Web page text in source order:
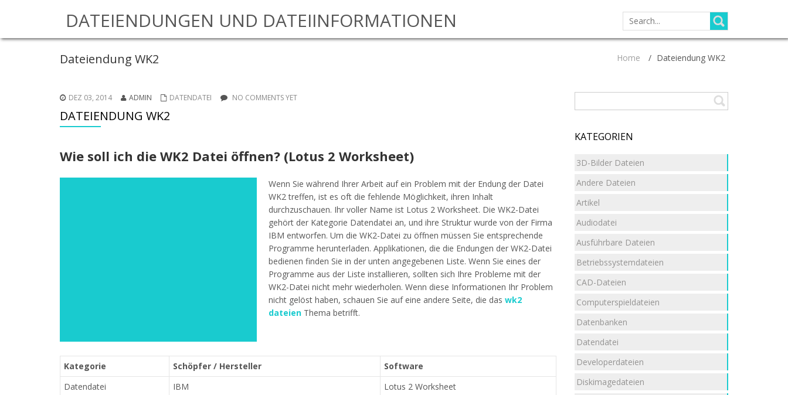
DATEIENDUNGEN UND DATEIINFORMATIONEN
SEARCH
FOR:
Dateiendung WK2 Home / Dateiendung WK2
DEZ 03, 2014 ADMIN DATENDATEI NO COMMENTS YET
DATEIENDUNG WK2
Wie soll ich die WK2 Datei öffnen? (Lotus 2 Worksheet)
Wenn Sie während Ihrer Arbeit auf ein Problem mit der Endung der Datei
WK2 treffen, ist es oft die fehlende Möglichkeit, ihren Inhalt
durchzuschauen. Ihr voller Name ist Lotus 2 Worksheet. Die WK2-Datei
gehört der Kategorie Datendatei an, und ihre Struktur wurde von der Firma
IBM entworfen. Um die WK2-Datei zu öffnen müssen Sie entsprechende
Programme herunterladen. Applikationen, die die Endungen der WK2-Datei
bedienen finden Sie in der unten angegebenen Liste. Wenn Sie eines der
Programme aus der Liste installieren, sollten sich Ihre Probleme mit der
WK2-Datei nicht mehr wiederholen. Wenn diese Informationen Ihr Problem
nicht gelöst haben, schauen Sie auf eine andere Seite, die das wk2
dateien Thema betrifft.
Kategorie Schöpfer / Hersteller
Software
Datendatei
IBM Lotus 2 Worksheet
KATEGORIEN
3D-Bilder Dateien
Andere Dateien
Artikel
Audiodatei
Ausführbare Dateien
Betriebssystemdateien
CAD-Dateien
Computerspieldateien
Datenbanken
Datendatei
Developerdateien
Diskimagedateien